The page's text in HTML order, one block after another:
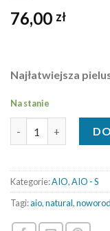
76,00 zł
Najłatwiejsza
Na stanie
Kategorie:AIO,AIO - S
Tagi:aio,natural,